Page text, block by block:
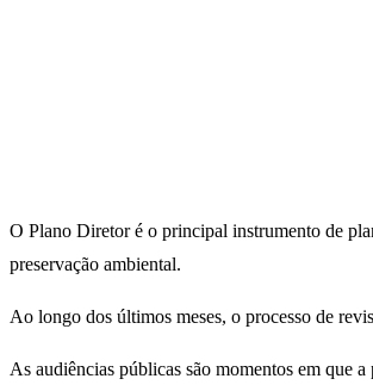
O Plano Diretor é o principal instrumento de
preservação ambiental.
Ao longo dos últimos meses, o processo de
As audiências públicas são momentos em que